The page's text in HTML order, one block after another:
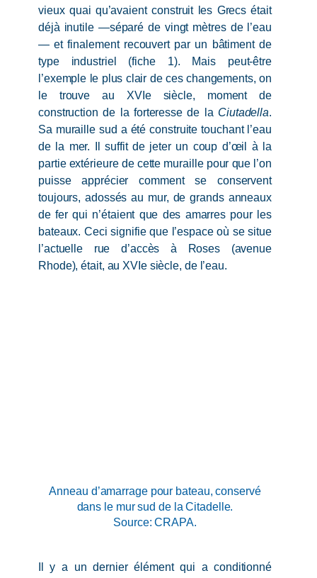
vieux quai qu’avaient construit les Grecs était
déjà inutile —séparé de vingt mètres de l’eau
— et finalement recouvert par un bâtiment de
type industriel (fiche 1). Mais peut-être
l’exemple le plus clair de ces changements, on
le trouve au XVIe siècle, moment de
construction de la forteresse de la Ciutadella.
Sa muraille sud a été construite touchant l’eau
de la mer. Il suffit de jeter un coup d’œil à la
partie extérieure de cette muraille pour que l’on
puisse apprécier comment se conservent
toujours, adossés au mur, de grands anneaux
de fer qui n’étaient que des amarres pour les
bateaux. Ceci signifie que l’espace où se situe
l’actuelle rue d’accès à Roses (avenue
Rhode), était, au XVIe siècle, de l’eau.
Anneau d’amarrage pour bateau, conservé
dans le mur sud de la Citadelle.
Source: CRAPA.
Il y a un dernier élément qui a conditionné